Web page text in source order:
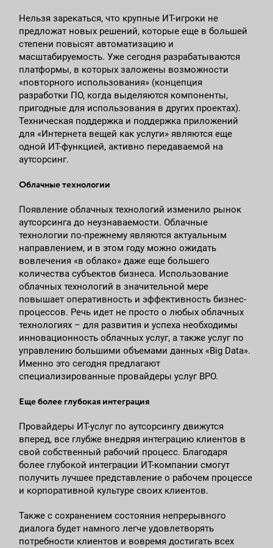
Нельзя зарекаться, что крупные ИТ-игроки не
предложат новых решений, которые еще в большей
степени повысят автоматизацию и
масштабируемость. Уже сегодня разрабатываются
платформы, в которых заложены возможности
«повторного использования» (концепция
разработки ПО, когда выделяются компоненты,
пригодные для использования в других проектах).
Техническая поддержка и поддержка приложений
для «Интернета вещей как услуги» являются еще
одной ИТ-функцией, активно передаваемой на
аутсорсинг.
Облачные технологии
Появление облачных технологий изменило рынок
аутсорсинга до неузнаваемости. Облачные
технологии по-прежнему являются актуальным
направлением, и в этом году можно ожидать
вовлечения «в облако» даже еще большего
количества субъектов бизнеса. Использование
облачных технологий в значительной мере
повышает оперативность и эффективность бизнес-
процессов. Речь идет не просто о любых облачных
технологиях – для развития и успеха необходимы
инновационность облачных услуг, а также услуг по
управлению большими объемами данных «Big Data».
Именно это сегодня предлагают
специализированные провайдеры услуг ВРО.
Еще более глубокая интеграция
Провайдеры ИТ-услуг по аутсорсингу движутся
вперед, все глубже внедряя интеграцию клиентов в
свой собственный рабочий процесс. Благодаря
более глубокой интеграции ИТ-компании смогут
получить лучшее представление о рабочем процессе
и корпоративной культуре своих клиентов.
Также с сохранением состояния непрерывного
диалога будет намного легче удовлетворять
потребности клиентов и вовремя достигать всех